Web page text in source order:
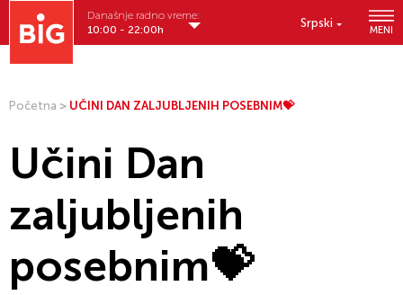
Srpski
MENI
Današnje radno vreme:
10:00 - 22:00h
Početna > UČINI DAN ZALJUBLJENIH POSEBNIM💝
Učini Dan
zaljubljenih
posebnim💝